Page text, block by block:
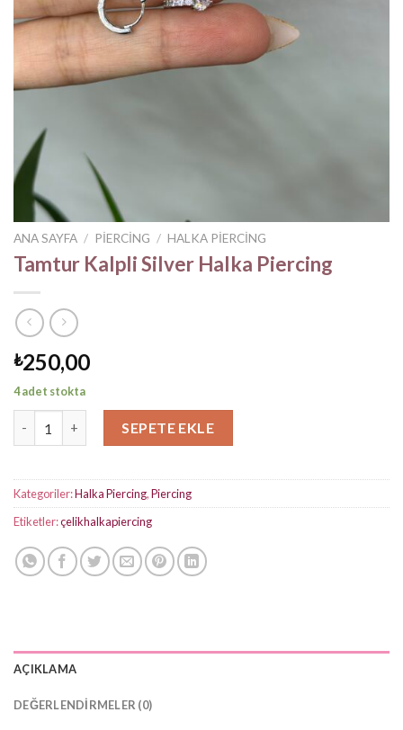
ANA SAYFA / PIERCING / HALKA PIERCING
Tamtur Kalpli Silver Halka Piercing
₺250,00
4 adet stokta
SEPETE EKLE
Kategoriler:Halka Piercing,Piercing
Etiketler:çelikhalkapiercing
AÇIKLAMA
DEĞERLENDIRMELER (0)